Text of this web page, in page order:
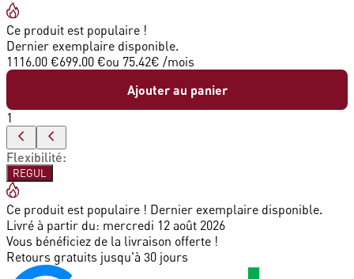
Ce produit est populaire !
Dernier exemplaire disponible.
1116.00 €699.00 €ou 75.42€ /mois
Ajouter au panier
1
Flexibilité:
REGUL
Ce produit est populaire ! Dernier exemplaire disponible.
Livré à partir du: mercredi 12 août 2026
Vous bénéficiez de la livraison offerte !
Retours gratuits jusqu'à 30 jours